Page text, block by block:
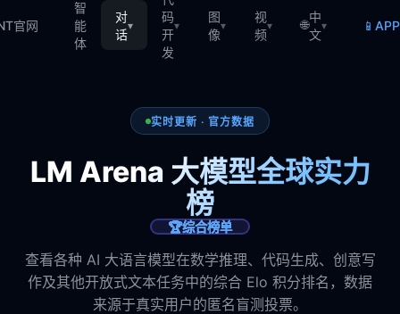
官网
智
能
体
对
话
▾
码
开
发
▾
图
像
▾
视
频
▾ 🌐
中
文
▾ 📱
实时更新 · 官方数据
LM Arena 大模型全球实力
榜
🏆综合榜单
查看各种 AI 大语言模型在数学推理、代码生成、创意写
作及其他开放式文本任务中的综合 Elo 积分排名，数据
来源于真实用户的匿名盲测投票。